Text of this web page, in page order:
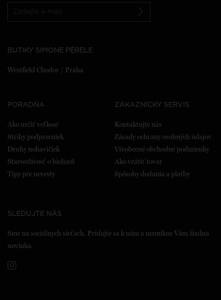
PORADŇA
Ako určiť veľkosť
Strihy podprseniek
Druhy nohavičiek
Starostlivosť o bielizeň
Tipy pre nevesty
ZÁKAZNÍCKY SERVIS
Kontaktujte nás
Zásady ochrany osobných údajov
Všeobecné obchodné podmienky
Ako vrátiť tovar
Spôsoby dodania a platby
SLEDUJTE NÁS
Sme na sociálnych sieťach. Pridajte sa k nám a neunikne Vám žiadna
novinka.
BUTIKY SIMONE PÉRÈLE
Westfield Chodov / Praha